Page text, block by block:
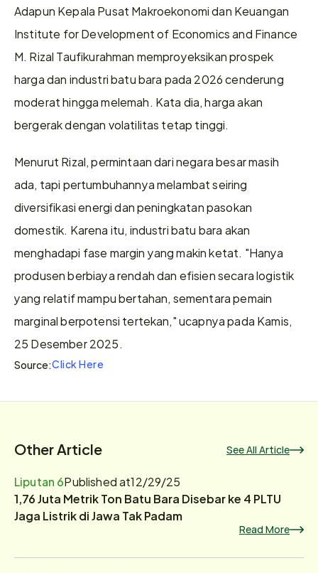
Adapun Kepala Pusat Makroekonomi dan Keuangan
Institute for Development of Economics and Finance
M. Rizal Taufikurahman memproyeksikan prospek
harga dan industri batu bara pada 2026 cenderung
moderat hingga melemah. Kata dia, harga akan
bergerak dengan volatilitas tetap tinggi.
Menurut Rizal, permintaan dari negara besar masih
ada, tapi pertumbuhannya melambat seiring
diversifikasi energi dan peningkatan pasokan
domestik. Karena itu, industri batu bara akan
menghadapi fase margin yang makin ketat. "Hanya
produsen berbiaya rendah dan efisien secara logistik
yang relatif mampu bertahan, sementara pemain
marginal berpotensi tertekan," ucapnya pada Kamis,
25 Desember 2025.
Source:Click Here
Other Article See All Article
Liputan 6Published at12/29/25
1,76 Juta Metrik Ton Batu Bara Disebar ke 4 PLTU
Jaga Listrik di Jawa Tak Padam
Read More